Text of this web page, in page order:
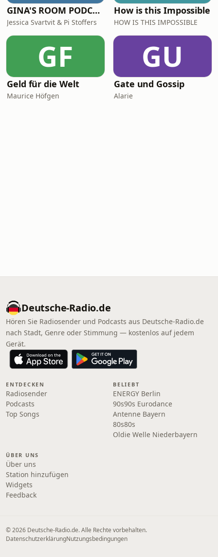
GINA'S ROOM PODCAST
Jessica Svartvit & Pi Stoffers
How is this Impossible
HOW IS THIS IMPOSSIBLE
GF
Geld für die Welt
Maurice Höfgen
GU
Gate und Gossip
Alarie
Deutsche-Radio.de
Hören Sie Radiosender und Podcasts aus Deutsche-Radio.de
nach Stadt, Genre oder Stimmung — kostenlos auf jedem
Gerät.
ENTDECKEN
Radiosender
Podcasts
Top Songs
BELIEBT
ENERGY Berlin
90s90s Eurodance
Antenne Bayern
80s80s
Oldie Welle Niederbayern
ÜBER UNS
Über uns
Station hinzufügen
Widgets
Feedback
© 2026 Deutsche-Radio.de. Alle Rechte vorbehalten.
DatenschutzerklärungNutzungsbedingungen